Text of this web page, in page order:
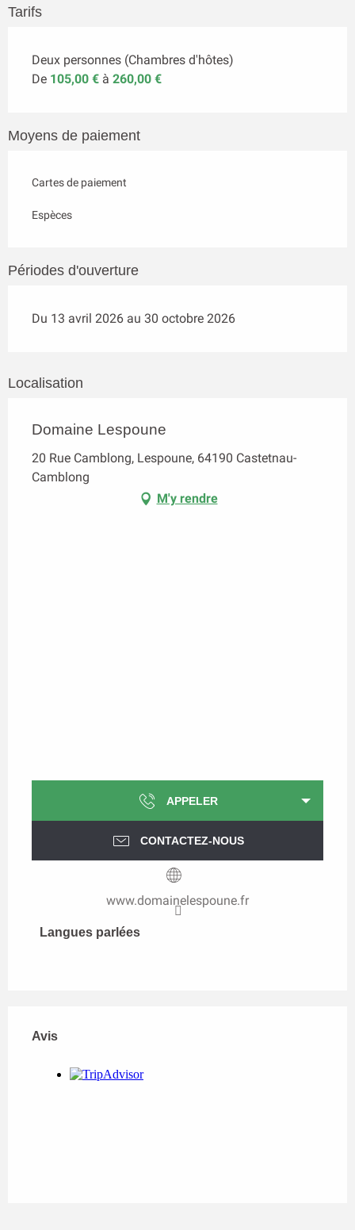
Tarifs
Deux personnes (Chambres d'hôtes)
De 105,00 € à 260,00 €
Moyens de paiement
Cartes de paiement
Espèces
Périodes d'ouverture
Du 13 avril 2026 au 30 octobre 2026
Localisation
Domaine Lespoune
20 Rue Camblong, Lespoune, 64190 Castetnau-
Camblong
M'y rendre
APPELER
CONTACTEZ-NOUS
www.domainelespoune.fr
Langues parlées
Langues parlées
Avis
Avis